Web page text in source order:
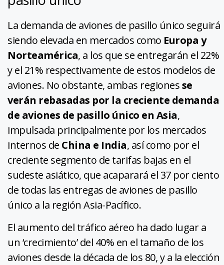
La demanda de aviones de pasillo único seguirá
siendo elevada en mercados como Europa y
Norteamérica, a los que se entregarán el 22%
y el 21% respectivamente de estos modelos de
aviones. No obstante, ambas regionesse
verán rebasadas por la creciente demanda
de aviones de pasillo único en Asia,
impulsada principalmente por los mercados
internos de China e India, así como por el
creciente segmento de tarifas bajas en el
sudeste asiático, que acaparará el 37 por ciento
de todas las entregas de aviones de pasillo
único a la región Asia-Pacífico.
El aumento del tráfico aéreo ha dado lugar a
un ‘crecimiento’ del 40% en el tamaño de los
aviones desde la década de los 80, y a la elección